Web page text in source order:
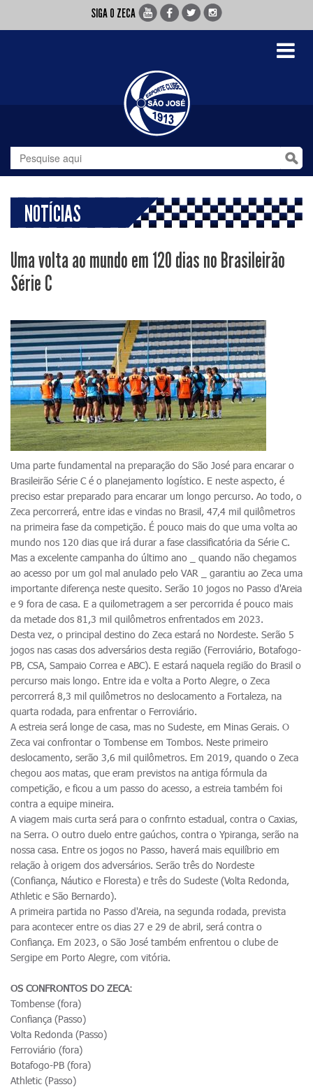
SIGA O ZECA
Toggle
NOTÍCIAS
Uma volta ao mundo em 120 dias no Brasileirão
Série C
Uma parte fundamental na preparação do São José para encarar o
Brasileirão Série C é o planejamento logístico. E neste aspecto, é
preciso estar preparado para encarar um longo percurso. Ao todo, o
Zeca percorrerá, entre idas e vindas no Brasil, 47,4 mil quilômetros
na primeira fase da competição. É pouco mais do que uma volta ao
mundo nos 120 dias que irá durar a fase classificatória da Série C.
Mas a excelente campanha do último ano _ quando não chegamos
ao acesso por um gol mal anulado pelo VAR _ garantiu ao Zeca uma
importante diferença neste quesito. Serão 10 jogos no Passo d'Areia
e 9 fora de casa. E a quilometragem a ser percorrida é pouco mais
da metade dos 81,3 mil quilômetros enfrentados em 2023.
Desta vez, o principal destino do Zeca estará no Nordeste. Serão 5
jogos nas casas dos adversários desta região (Ferroviário, Botafogo-
PB, CSA, Sampaio Correa e ABC). E estará naquela região do Brasil o
percurso mais longo. Entre ida e volta a Porto Alegre, o Zeca
percorrerá 8,3 mil quilômetros no deslocamento a Fortaleza, na
quarta rodada, para enfrentar o Ferroviário.
A estreia será longe de casa, mas no Sudeste, em Minas Gerais. O
Zeca vai confrontar o Tombense em Tombos. Neste primeiro
deslocamento, serão 3,6 mil quilômetros. Em 2019, quando o Zeca
chegou aos matas, que eram previstos na antiga fórmula da
competição, e ficou a um passo do acesso, a estreia também foi
contra a equipe mineira.
A viagem mais curta será para o confrnto estadual, contra o Caxias,
na Serra. O outro duelo entre gaúchos, contra o Ypiranga, serão na
nossa casa. Entre os jogos no Passo, haverá mais equilíbrio em
relação à origem dos adversários. Serão três do Nordeste
(Confiança, Náutico e Floresta) e três do Sudeste (Volta Redonda,
Athletic e São Bernardo).
A primeira partida no Passo d'Areia, na segunda rodada, prevista
para acontecer entre os dias 27 e 29 de abril, será contra o
Confiança. Em 2023, o São José também enfrentou o clube de
Sergipe em Porto Alegre, com vitória.
OS CONFRONTOS DO ZECA:
Tombense (fora)
Confiança (Passo)
Volta Redonda (Passo)
Ferroviário (fora)
Botafogo-PB (fora)
Athletic (Passo)